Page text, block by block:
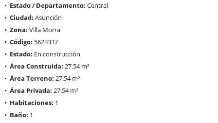
Estado / Departamento: Central
Ciudad: Asunción
Zona: Villa Morra
Código: 5623337
Estado: En construcción
Área Construida: 27.54 m²
Área Terreno: 27.54 m²
Área Privada: 27.54 m²
Habitaciones: 1
Baño: 1